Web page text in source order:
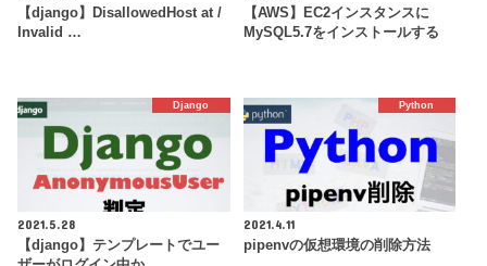
【django】DisallowedHost at /
Invalid …
【AWS】EC2インスタンスに
MySQL5.7をインストールする
Django
2021.5.28
【django】テンプレートでユー
Python
2021.4.11
pipenvの仮想環境の削除方法